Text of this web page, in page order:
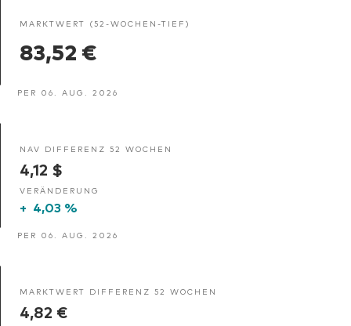
MARKTWERT (52-WOCHEN-TIEF)
83,52 €
PER 06. AUG. 2026
NAV DIFFERENZ 52 WOCHEN
4,12 $
VERÄNDERUNG
+ 4,03 %
PER 06. AUG. 2026
MARKTWERT DIFFERENZ 52 WOCHEN
4,82 €